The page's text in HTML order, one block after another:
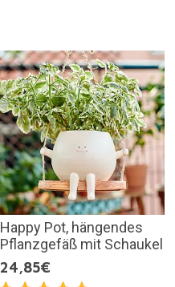
Happy Pot, hängendes
Pflanzgefäß mit Schaukel
24,85€